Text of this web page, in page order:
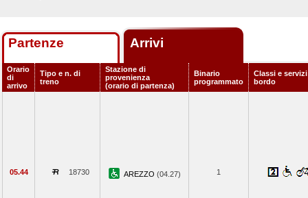
Partenze Arrivi
Orario
di
arrivo
Tipo e n. di
treno
Stazione di
provenienza
(orario di partenza)
Binario
programmato
Classi e servizi
bordo
05.44 18730 AREZZO (04.27) 1